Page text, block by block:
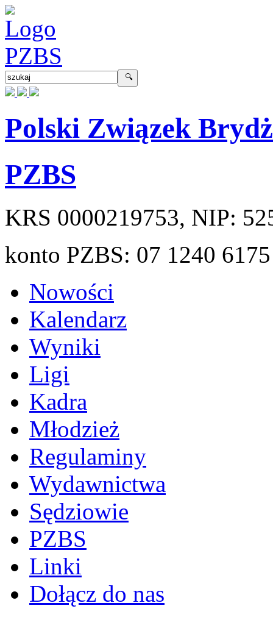
Polski Związek
PZBS
KRS 0000219753, NIP:
konto PZBS: 07 1240
Nowości
Kalendarz
Wyniki
Ligi
Kadra
Młodzież
Regulaminy
Wydawnictwa
Sędziowie
PZBS
Linki
Dołącz do nas